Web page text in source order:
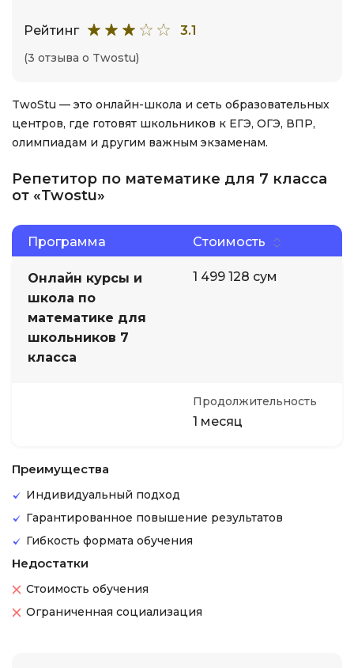
Рейтинг 3.1
(3 отзыва о Twostu)
TwoStu — это онлайн-школа и сеть образовательных
центров, где готовят школьников к ЕГЭ, ОГЭ, ВПР,
олимпиадам и другим важным экзаменам.
Репетитор по математике для 7 класса
от «Twostu»
Программа Стоимость
Онлайн курсы и
школа по
математике для
школьников 7
класса
1 499 128 сум
Продолжительность
1 месяц
Преимущества
Индивидуальный подход
Гарантированное повышение результатов
Гибкость формата обучения
Недостатки
Стоимость обучения
Ограниченная социализация